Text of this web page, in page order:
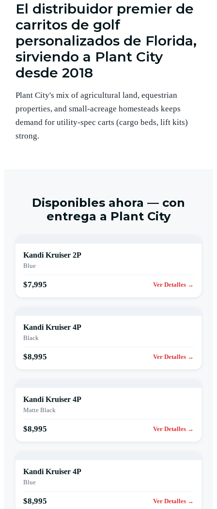
El distribuidor premier de
carritos de golf
personalizados de Florida,
sirviendo a Plant City
desde 2018
Plant City's mix of agricultural land, equestrian
properties, and small-acreage homesteads keeps
demand for utility-spec carts (cargo beds, lift kits)
strong.
Disponibles ahora — con
entrega a Plant City
Kandi Kruiser 2P
Blue
$7,995 Ver Detalles →
Kandi Kruiser 4P
Black
$8,995 Ver Detalles →
Kandi Kruiser 4P
Matte Black
$8,995 Ver Detalles →
Kandi Kruiser 4P
Blue
$8,995 Ver Detalles →